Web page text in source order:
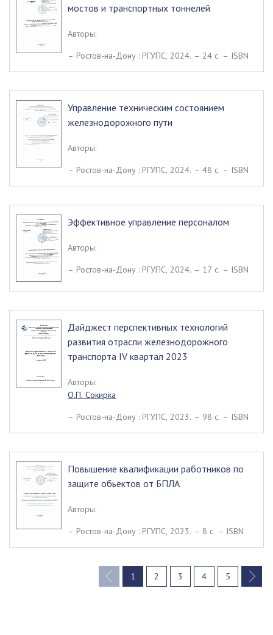
мостов и транспортных тоннелей
Авторы:
– Ростов-на-Дону : РГУПС, 2024. – 24 c. – ISBN
Управление техническим состоянием
железнодорожного пути
Авторы:
– Ростов-на-Дону : РГУПС, 2024. – 48 c. – ISBN
Эффективное управление персоналом
Авторы:
– Ростов-на-Дону : РГУПС, 2024. – 17 c. – ISBN
Дайджест перспективных технологий
развития отрасли железнодорожного
транспорта IV квартал 2023
Авторы:
О.П. Сокирка
– Ростов-на-Дону : РГУПС, 2023. – 98 c. – ISBN
Повышение квалификации работников по
защите обьектов от БПЛА
Авторы:
– Ростов-на-Дону : РГУПС, 2023. – 8 c. – ISBN
1(current)
2 3 4 5